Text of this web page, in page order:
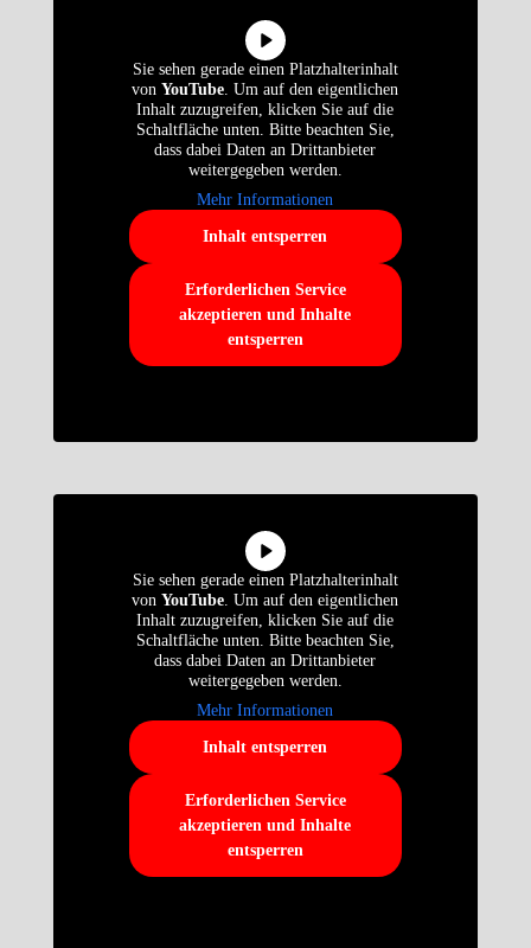
Sie sehen gerade einen Platzhalterinhalt
vonYouTube . Um auf den eigentlichen
Inhalt zuzugreifen, klicken Sie auf die
Schaltfläche unten. Bitte beachten Sie,
dass dabei Daten an Drittanbieter
weitergegeben werden.
Mehr Informationen
Inhalt entsperren
Erforderlichen Service
akzeptieren und Inhalte
entsperren
Sie sehen gerade einen Platzhalterinhalt
vonYouTube . Um auf den eigentlichen
Inhalt zuzugreifen, klicken Sie auf die
Schaltfläche unten. Bitte beachten Sie,
dass dabei Daten an Drittanbieter
weitergegeben werden.
Mehr Informationen
Inhalt entsperren
Erforderlichen Service
akzeptieren und Inhalte
entsperren